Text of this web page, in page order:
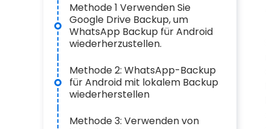
Methode 1 Verwenden Sie
Google Drive Backup, um
WhatsApp Backup für Android
wiederherzustellen.
Methode 2: WhatsApp-Backup
für Android mit lokalem Backup
wiederherstellen
Methode 3: Verwenden von